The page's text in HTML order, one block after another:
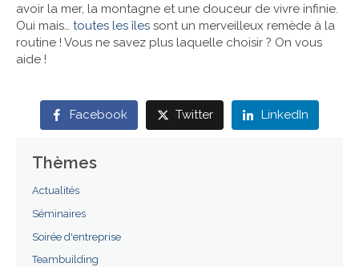
Contact
avoir la mer, la montagne et une douceur de vivre infinie.
Oui mais… toutes les îles sont un merveilleux remède à la
routine ! Vous ne savez plus laquelle choisir ? On vous
aide !
Facebook Twitter LinkedIn
Thèmes
Actualités
Séminaires
Soirée d'entreprise
Teambuilding